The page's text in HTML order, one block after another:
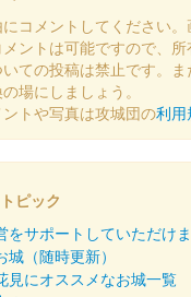
催されたお城
板 現地販売版
出張！お城EXPO in 坂井
コメントしてください。
ントは可能ですので、
ての投稿は禁止です。
場にしましょう。
ントや写真は攻城団の利用
ピック
をサポートしていただけ
（随時更新）
見にオススメなお城一覧